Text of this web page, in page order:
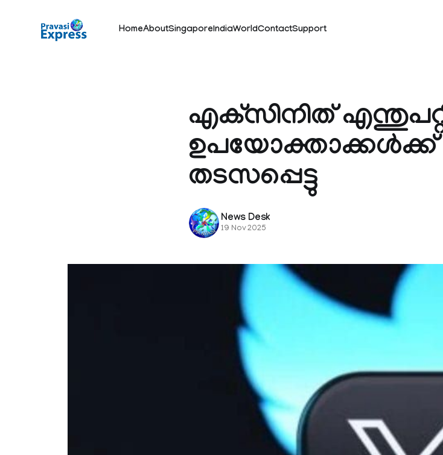
HomeAboutSingaporeIndiaWorldContactSupport
എക്‌സിനിത്
തടസപ്പെട്ടു
News Desk
19 Nov 2025